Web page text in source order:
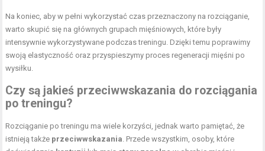
Na koniec, aby w pełni wykorzystać czas przeznaczony na rozciąganie,
warto skupić się na głównych grupach mięśniowych, które były
intensywnie wykorzystywane podczas treningu. Dzięki temu poprawimy
swoją elastyczność oraz przyspieszymy proces regeneracji mięśni po
wysiłku.
Czy są jakieś przeciwwskazania do rozciągania
po treningu?
Rozciąganie po treningu ma wiele korzyści, jednak warto pamiętać, że
istnieją także przeciwwskazania. Przede wszystkim, osoby, które